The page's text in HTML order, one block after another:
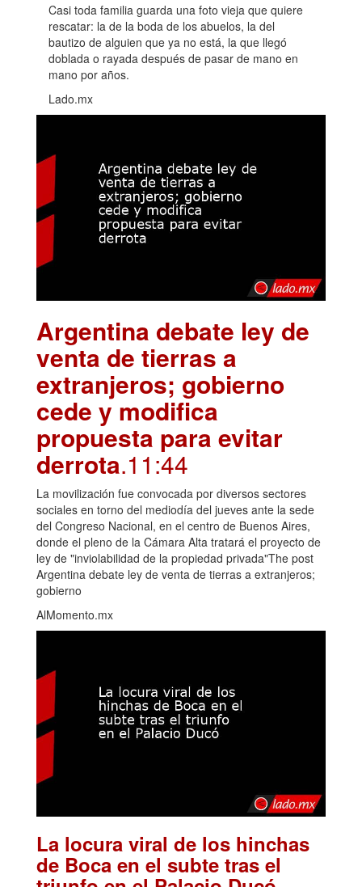
Casi toda familia guarda una foto vieja que quiere
rescatar: la de la boda de los abuelos, la del
bautizo de alguien que ya no está, la que llegó
doblada o rayada después de pasar de mano en
mano por años.
Lado.mx
Argentina debate ley de
venta de tierras a
extranjeros; gobierno
cede y modifica
propuesta para evitar
derrota.11:44
La movilización fue convocada por diversos sectores
sociales en torno del mediodía del jueves ante la sede
del Congreso Nacional, en el centro de Buenos Aires,
donde el pleno de la Cámara Alta tratará el proyecto de
ley de "inviolabilidad de la propiedad privada"The post
Argentina debate ley de venta de tierras a extranjeros;
gobierno
AlMomento.mx
La locura viral de los hinchas
de Boca en el subte tras el